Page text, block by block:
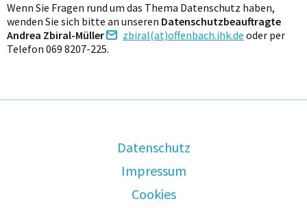
Wenn Sie Fragen rund um das Thema Datenschutz haben,
wenden Sie sich bitte an unseren Datenschutzbeauftragte
Andrea Zbiral-Müller
zbiral(at)offenbach.ihk.de oder per
Telefon 069 8207-225.
Datenschutz
Impressum
Cookies